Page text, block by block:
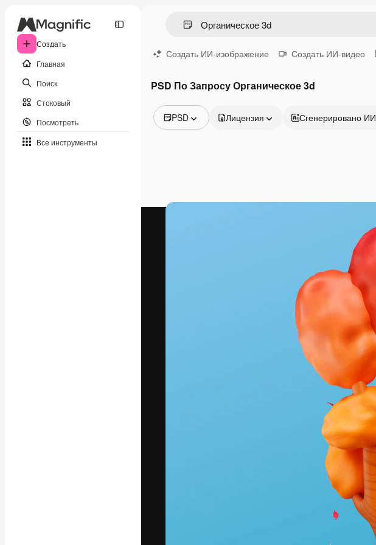
Создать
Главная
Поиск
Стоковый
Посмотреть
Все инструменты
Создать ИИ-изображение Создать ИИ-видео
PSD По Запросу Органическое 3d
PSD
Видео
Лицензия Сгенерировано ИИ
Креативная платформа для создания
ваших лучших работ. Более 1 миллиона
подписчиков среди креаторов,
предприятий, агентств и студий.